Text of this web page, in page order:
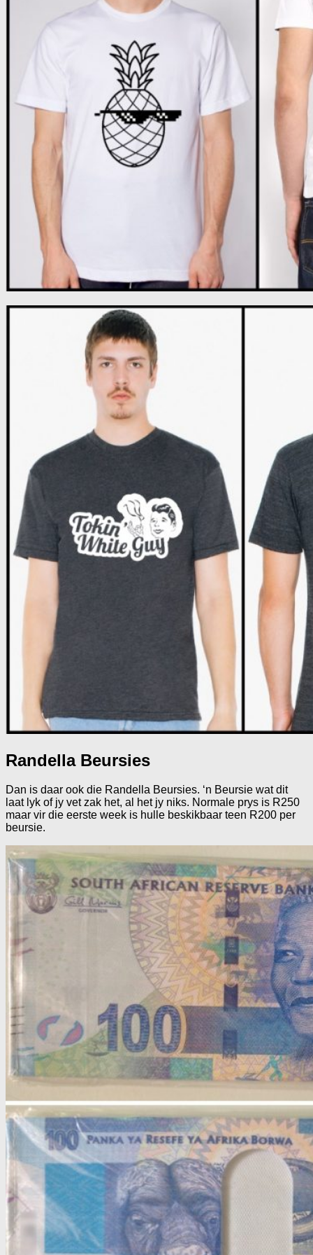
Randella Beursies
Dan is daar ook die Randella Beursies. ‘n Beursie wat dit
laat lyk of jy vet zak het, al het jy niks. Normale prys is R250
maar vir die eerste week is hulle beskikbaar teen R200 per
beursie.